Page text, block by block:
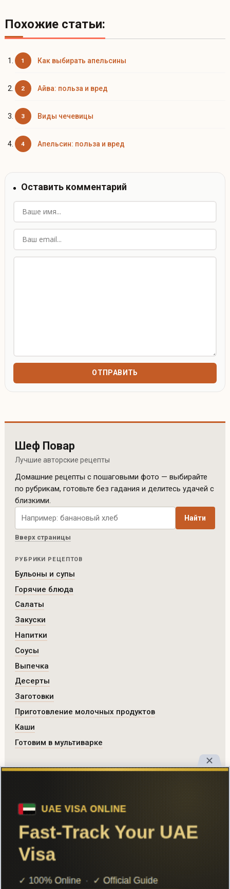
Похожие статьи:
Как выбирать апельсины
Айва: польза и вред
Виды чечевицы
Апельсин: польза и вред
Оставить комментарий
Шеф Повар
Лучшие авторские рецепты
Домашние рецепты с пошаговыми фото — выбирайте
по рубрикам, готовьте без гадания и делитесь удачей с
близкими.
Поиск рецептов по сайту
Найти
Вверх страницы
РУБРИКИ РЕЦЕПТОВ
Бульоны и супы
Горячие блюда
Салаты
Закуски
Напитки
Соусы
Выпечка
Десерты
Заготовки
Приготовление молочных продуктов
Каши
Готовим в мультиварке
РАЗДЕЛЫ САЙТА
Поиск
Авторы
Реклама
Вход
Добавить рецепт
© 2026 Шеф Повар. Все права защищены.